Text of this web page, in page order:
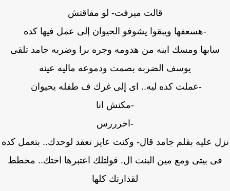
قالت ميرفت- لو مفاقتش
-هسعفها ويبقوا يشوفو الحيوان إلى عمل فيها كده
سابها ومسك ابنه من هدومه وجره برا وضربه جامد تلقى
يوسف الضربه بصمت ودموعه ماليه عينه
-عملت كده ليه.. اى إلى غرك ف طفله يحيوان
-مكنش انا
-اخرررس
عليه بقلم جامد قال- وكنت عايز تعقد لوحدك.. بتعمل كده
بيتى ومع مين البنت ال. قولتلك اعتبرها اختك.. مخطط
لقذارتك كلها